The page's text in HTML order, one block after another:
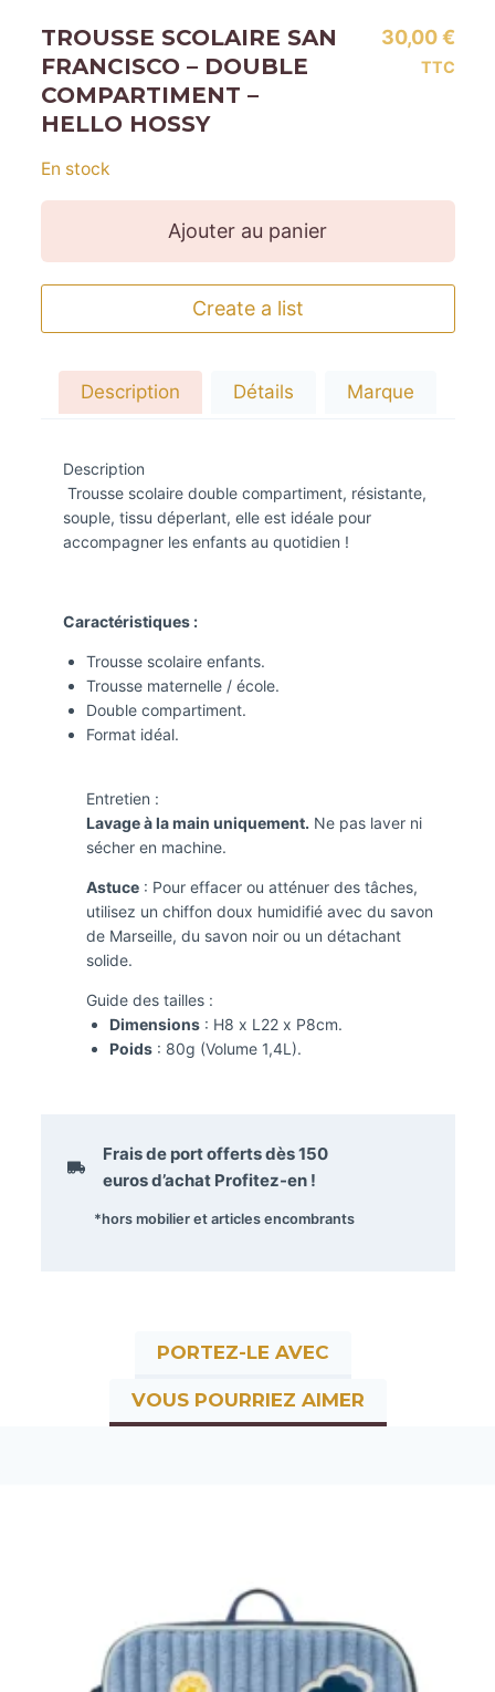
TROUSSE SCOLAIRE SAN
FRANCISCO – DOUBLE
COMPARTIMENT –
HELLO HOSSY
30,00€
TTC
En stock
Ajouter au panier
Create a list
Description Détails Marque
Description
Trousse scolaire double compartiment, résistante,
souple, tissu déperlant, elle est idéale pour
accompagner les enfants au quotidien !
Caractéristiques :
Trousse scolaire enfants.
Trousse maternelle / école.
Double compartiment.
Format idéal.
Entretien :
Lavage à la main uniquement. Ne pas laver ni
sécher en machine.
Astuce: Pour effacer ou atténuer des tâches,
utilisez un chiffon doux humidifié avec du savon
de Marseille, du savon noir ou un détachant
solide.
Guide des tailles :
Dimensions: H8 x L22 x P8cm.
Poids: 80g (Volume 1,4L).
Frais de port offerts dès150
eurosd’achat Profitez-en !
*hors mobilier et articles encombrants
PORTEZ-LE AVEC
VOUS POURRIEZ AIMER